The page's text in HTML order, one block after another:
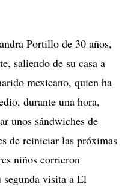
Portillo de 30 años,
saliendo de su casa a
mexicano, quien ha
durante una hora,
unos sándwiches de
de reiniciar las próximas
niños corrieron
visita a El